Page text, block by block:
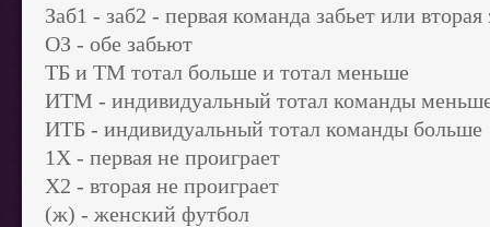
Заб1 - заб2 - первая команда забьет или вторая
ОЗ - обе забьют
ТБ и ТМ тотал больше и тотал меньше
ИТМ - индивидуальный тотал команды
ИТБ - индивидуальный тотал команды больше
1Х - первая не проиграет
Х2 - вторая не проиграет
(ж) - женский футбол